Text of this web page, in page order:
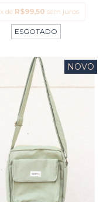
x de R$99,50 sem juros
ESGOTADO
NOVO